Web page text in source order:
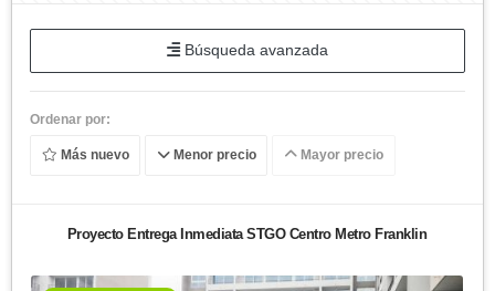
Búsqueda avanzada
Ordenar por:
Más nuevo Menor precio Mayor precio
Proyecto Entrega Inmediata STGO Centro Metro Franklin